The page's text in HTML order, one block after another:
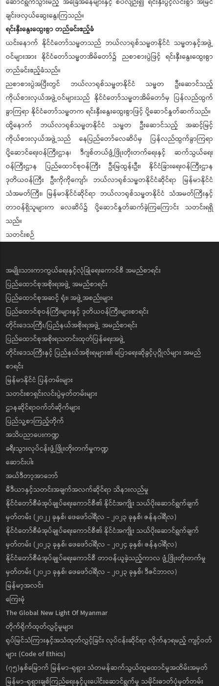
ချင်းဖလှယ်ဆွေးနွေးကြသည်။
ရင်းနှီးနွေးထွေးစွာ တည်ခင်းဧည့်ခံ
ယင်းနောက် နိုင်ငံတော်သမ္မတသည် ဘယ်လာရုစ်သမ္မတနိုင်ငံ သမ္မတနှင့်အဖွဲ့
ဝင်များအား နိုင်ငံတော်သမ္မတအိမ်တော်၌ ညစာစားပွဲဖြင့် ရင်းနှီးနွေးထွေးစွာ
တည်ခင်းဧည့်ခံသည်။
ညစာစားပွဲအပြီးတွင် ဘယ်လာရုစ်သမ္မတနိုင်ငံ သမ္မတ ဦးဆောင်သည့်
ကိုယ်စားလှယ်အဖွဲ့ဝင်များသည် နိုင်ငံတော်သမ္မတအိမ်တော်မှ ပြန်လည်ထွက်
ခွာကြရာ နိုင်ငံတော်သမ္မတက ရင်းနှီးနွေးထွေးစွာဖြင့် ပို့ဆောင်နှုတ်ဆက်သည်။
ထို့နောက် ဘယ်လာရုစ်သမ္မတနိုင်ငံ သမ္မတ ဦးဆောင်သည့် အဆင့်မြင့်
ကိုယ်စားလှယ်အဖွဲ့သည် နေပြည်တော်လေဆိပ်မှ ပြန်လည်ထွက်ခွာကြရာ
ပို့ဆောင်ရေးဝန်ကြီးဌာန၊ ဒီဂျစ်တယ်ဖွံ့ဖြိုးတိုးတက်ရေးနှင့် ဆက်သွယ်ရေး
ဝန်ကြီးဌာန ပြည်ထောင်စုဝန်ကြီး ဦးမြထွန်းဦး၊ နိုင်ငံခြားရေးဝန်ကြီးဌာန
ဒုတိယဝန်ကြီး ဦးကိုကိုကျော်၊ ဘယ်လာရုစ်သမ္မတနိုင်ငံဆိုင်ရာ မြန်မာနိုင်ငံ
သံအမတ်ကြီး၊ မြန်မာနိုင်ငံဆိုင်ရာ ဘယ်လာရုစ်သမ္မတနိုင်ငံ သံအမတ်ကြီးနှင့်
တာဝန်ရှိသူများက လေဆိပ်၌ ပို့ဆောင်နှုတ်ဆက်ခဲ့ကြကြောင်း သတင်းရရှိ
သည်။
သတင်းစဉ်
အမျိုးသားကာကွယ်ရေးနှင့်လုံခြုံရေးကောင်စီ အမည်စာရင်း
ပြည်ထောင်စုအစိုးရအဖွဲ့ အမည်စာရင်း
ပြည်ထောင်စုအဆင့် ရုံး၊ အဖွဲ့အစည်းများ
ပြည်ထောင်စုဝန်ကြီးများနှင့် ဒုတိယဝန်ကြီးများစာရင်း
တိုင်းဒေသကြီး/ပြည်နယ်အစိုးရအဖွဲ့ အမည်စာရင်း
ပြည်ထောင်စုအစိုးရသတင်းထုတ်ပြန်ရေးအဖွဲ့
တိုင်းဒေသကြီးနှင့် ပြည်နယ်အစိုးရများ၏ ပြောရေးဆိုခွင့်ပုဂ္ဂိုလ်များ အမည်
စာရင်း
မြန်မာနိုင်ငံ ပြန်တမ်းများ
သတင်းစာရှင်းလင်းပွဲမှတ်တမ်းများ
ဌာနဆိုင်ရာဝက်ဘ်ဆိုက်များ
ပြည်သူ့စာကြည့်တိုက်
အသိပညာပေးကဏ္ဍ
ခရီးသွားလုပ်ငန်းဖွံ့ဖြိုးတိုးတက်မှုကဏ္ဍ
ဆောင်းပါး
အယ်ဒီတာ့အာဘော်
မီဒီယာနှင့်သတင်းအချက်အလက်ဆိုင်ရာ သိနားလည်မှု
နိုင်ငံတော်စီမံအုပ်ချုပ်ရေးကောင်စီ၏ နိုင်ငံအကျိုး သယ်ပိုးဆောင်ရွက်ချက်
မှတ်တမ်း (၂၀၂၂ ခုနှစ်၊ ဖေဖော်ဝါရီလ - ၂၀၂၃ ခုနှစ်၊ ဇန်နဝါရီလ)
နိုင်ငံတော်စီမံအုပ်ချုပ်ရေးကောင်စီ၏ နိုင်ငံအကျိုး သယ်ပိုးဆောင်ရွက်ချက်
မှတ်တမ်း (၂၀၂၃ ခုနှစ်၊ ဖေဖော်ဝါရီလ - ၂၀၂၄ ခုနှစ်၊ ဇန်နဝါရီလ)
နိုင်ငံတော်စီမံအုပ်ချုပ်ရေးကောင်စီ တာဝန်ယူခဲ့သည့်ကာလ ဖွံ့ဖြိုးတိုးတက်မှု
မှတ်တမ်း (၂၀၂၁ ခုနှစ်၊ ဖေဖော်ဝါရီလ - ၂၀၂၃ ခုနှစ်၊ ဒီဇင်ဘာလ)
မြန်မာ့အလင်း
ကြေးမုံ
The Global New Light Of Myanmar
တိုက်ရိုက်ထုတ်လွှင့်မှုများ
ရုပ်မြင်သံကြားနှင့်အသံထုတ်လွှင့်ခြင်း လုပ်ငန်းဆိုင်ရာ လိုက်နာရမည့် ကျင့်ဝတ်
များ (Code of Ethics)
(၇၅)နှစ်မြောက် မြန်မာ-ရုရှား သံတမန်ဆက်သွယ်ထူထောင်မှုအထိမ်းအမှတ်
မြန်မာ-ရုရှားချစ်ကြည်ရေးနှင့်ပူးပေါင်းဆောင်ရွက်မှု သမိုင်းဓာတ်ပုံမှတ်တမ်း